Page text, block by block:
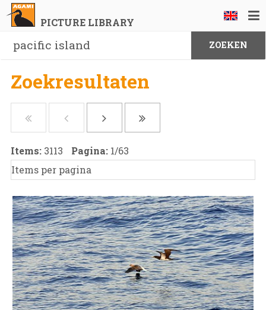
PICTURE LIBRARY
Zoekresultaten
Items: 3113 Pagina: 1/63